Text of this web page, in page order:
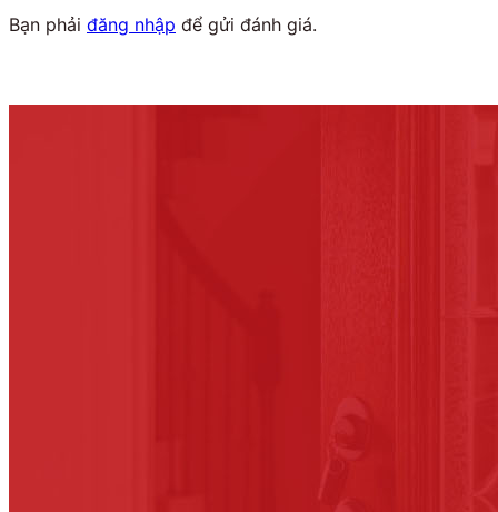
Bạn phải đăng nhập để gửi đánh giá.